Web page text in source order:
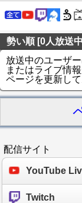
勢い順 [0人放送
放送中のユーザー
またはライブ情
ページを更新して
配信サイト
YouTube
Twitch